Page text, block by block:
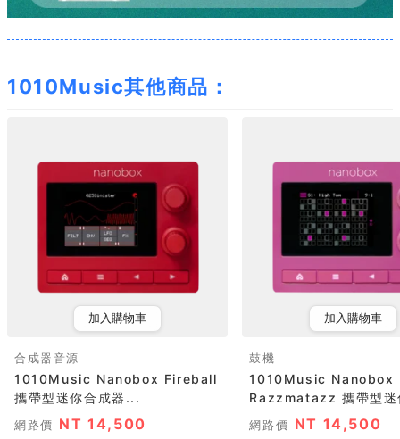
1010Music其他商品：
加入購物車
合成器音源
1010Music Nanobox Fireball
攜帶型迷你合成器...
網路價 NT 14,500
加入購物車
鼓機
1010Music Nanobox
Razzmatazz 攜帶型
網路價 NT 14,500